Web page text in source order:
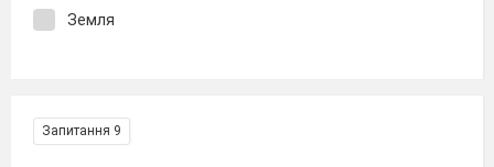
Земля
Запитання 9